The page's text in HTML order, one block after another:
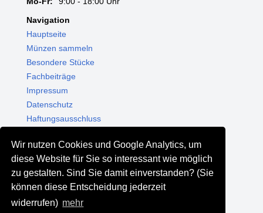
Wir nutzen Cookies und Google Analytics, um
diese Website für Sie so interessant wie möglich
zu gestalten. Sind Sie damit einverstanden? (Sie
können diese Entscheidung jederzeit
widerrufen) mehr
Navigation
Hauptseite
Münzen sammeln
Besondere Stücke
Fachbeiträge
Impressum
Datenschutz
Haftungsausschluss
Shop - Online kaufen
Münzgalerie München
MGM Schmuck
MGM Pfand